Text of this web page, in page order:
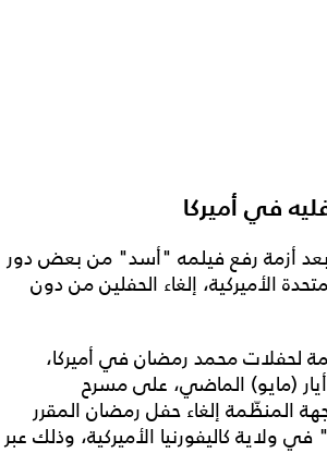
في أميركا
أزمة رفع فيلمه "أسد" من بعض دور
الأميركية، إلغاء الحفلين من دون
لحفلات محمد رمضان في أميركا،
كشف عن إلغاء الحفل الذي كان مقرراً إحياؤه السبت 30 أيار (مايو) الماضي، على مسرح
المنظّمة إلغاء حفل رمضان المقرر
في ولاية كاليفورنيا الأميركية، وذلك عبر